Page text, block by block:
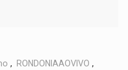
, RONDONIAAOVIVO ,